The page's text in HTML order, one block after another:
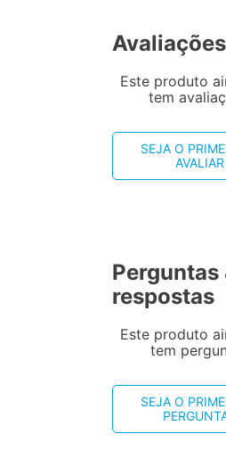
Avaliações
Este produto
tem
SEJA O
AVALIAR
Perguntas
respostas
Este produto
tem
SEJA O